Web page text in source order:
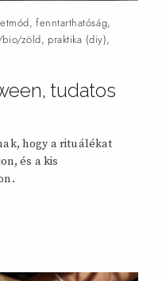
,fenntarthatóság,
zöld, praktika (diy),
tudatos
hogy a rituálékat
és a kis